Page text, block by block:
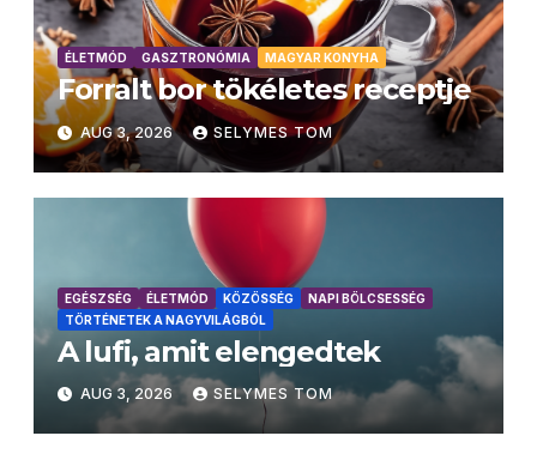
ÉLETMÓD GASZTRONÓMIA MAGYAR KONYHA
Forralt bor tökéletes receptje
AUG 3, 2026 SELYMES TOM
EGÉSZSÉG ÉLETMÓD KÖZÖSSÉG
NAPI BÖLCSESSÉG
TÖRTÉNETEK A NAGYVILÁGBÓL
A lufi, amit elengedtek
AUG 3, 2026 SELYMES TOM